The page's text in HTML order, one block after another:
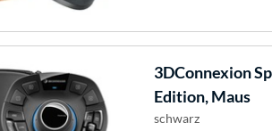
3DConnexion
Edition, Maus
schwarz